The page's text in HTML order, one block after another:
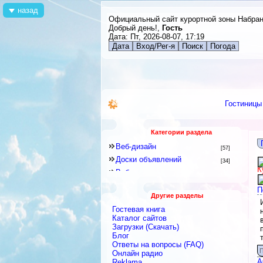
Официальный сайт курортной зоны
Добрый день!, Гость
Дата: Пт, 2026-08-07, 17:19
Дата
Вход/Рег-я Поиск Погода
Гостиницы
Категории раздела
Веб-дизайн [57]
Доски объявлений [34]
Веб-программирование
Знакомства и Общение
Каталоги
Скрипты
Блоги
Интернет-сервисы, Интернет-
услуги
Другие разделы
Гостевая книга
Каталог сайтов
Загрузки (Скачать)
Блог
Ответы на вопросы (FAQ)
Онлайн радио
назад